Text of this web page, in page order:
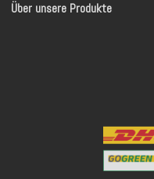
Über unsere Produkte